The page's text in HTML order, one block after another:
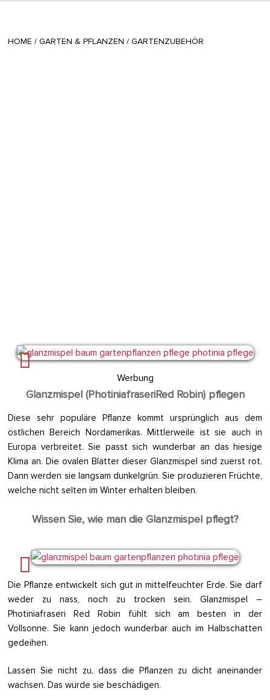
HOME / GARTEN & PFLANZEN / GARTENZUBEHÖR
Werbung
Glanzmispel (PhotiniafraseriRed Robin) pflegen
Diese sehr populäre Pflanze kommt ursprünglich aus dem
östlichen Bereich Nordamerikas. Mittlerweile ist sie auch in
Europa verbreitet. Sie passt sich wunderbar an das hiesige
Klima an. Die ovalen Blätter dieser Glanzmispel sind zuerst rot.
Dann werden sie langsam dunkelgrün. Sie produzieren Früchte,
welche nicht selten im Winter erhalten bleiben.
Wissen Sie, wie man die Glanzmispel pflegt?
Die Pflanze entwickelt sich gut in mittelfeuchter Erde. Sie darf
weder zu nass, noch zu trocken sein. Glanzmispel –
Photiniafraseri Red Robin fühlt sich am besten in der
Vollsonne. Sie kann jedoch wunderbar auch im Halbschatten
gedeihen.
Lassen Sie nicht zu, dass die Pflanzen zu dicht aneinander
wachsen. Das würde sie beschädigen.